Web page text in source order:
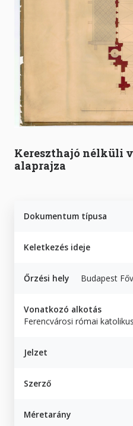
Kereszthajó nélküli
alaprajza
Dokumentum típusa
Keletkezés ideje
Őrzési hely Budapest
Vonatkozó alkotás
Ferencvárosi római
Jelzet
Szerző
Méretarány